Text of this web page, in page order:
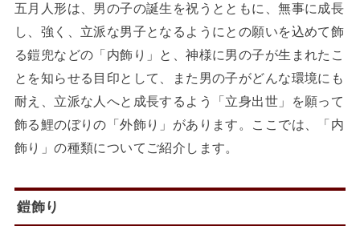
五月人形は、男の子の誕生を祝うとともに、無事に成長
し、強く、立派な男子となるようにとの願いを込めて飾
る鎧兜などの「内飾り」と、神様に男の子が生まれたこ
とを知らせる目印として、また男の子がどんな環境にも
耐え、立派な人へと成長するよう「立身出世」を願って
飾る鯉のぼりの「外飾り」があります。ここでは、「内
飾り」の種類についてご紹介します。
鎧飾り